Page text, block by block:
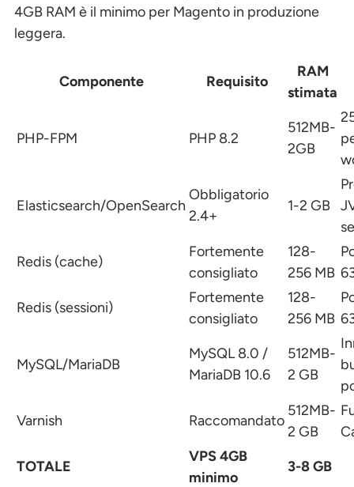
4GB RAM è il minimo per Magento in produzione
leggera.
Componente Requisito
RAM
stimata
PHP-FPM PHP 8.2
512MB-
2GB
Elasticsearch/OpenSearch
Obbligatorio
2.4+
1-2 GB
Redis (cache)
Fortemente
consigliato
128-
256 MB
Redis (sessioni)
Fortemente
consigliato
128-
256 MB
MySQL/MariaDB
MySQL 8.0 /
MariaDB 10.6
512MB-
2 GB
Varnish
Raccomandato
512MB-
2 GB
TOTALE
VPS 4GB
minimo
3-8 GB